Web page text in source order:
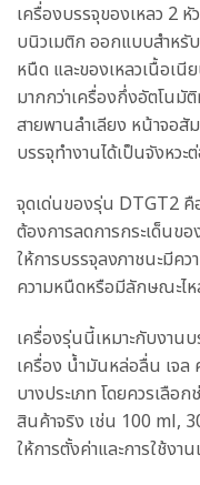
เครื่องบรรจุของเหลว 2
บนิวเมติก ออกแบบสำหรั
หนืด และของเหลวเนื้อเ
มากกว่าเครื่องกึ่งอัตโนมั
สายพานลำเลียง หน้าจอสั
บรรจุทำงานได้เป็นจังหวะ
จุดเด่นของรุ่น DTGT2
ต้องการลดการกระเด็นข
ให้การบรรจุลงภาชนะมีค
ความหนืดหรือมีลักษณะไห
เครื่องรุ่นนี้เหมาะกับงาน
เครื่อง น้ำมันหล่อลื่น เจล
บางประเภท โดยควรเลือ
สินค้าจริง เช่น 100 ml,
ให้การตั้งค่าและการใช้งา